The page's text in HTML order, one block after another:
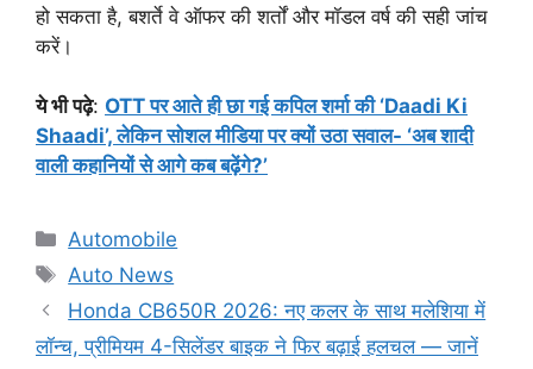
हो सकता है, बशर्ते वे ऑफर की शर्तों और मॉडल वर्ष की सही जांच
करें।
ये भी पढ़े: OTT पर आते ही छा गई कपिल शर्मा की ‘Daadi Ki
Shaadi’, लेकिन सोशल मीडिया पर क्यों उठा सवाल- ‘अब शादी
वाली कहानियों से आगे कब बढ़ेंगे?’
Categories
Automobile
Tags
Auto News
Honda CB650R 2026: नए कलर के साथ मलेशिया में
लॉन्च, प्रीमियम 4-सिलेंडर बाइक ने फिर बढ़ाई हलचल — जानें